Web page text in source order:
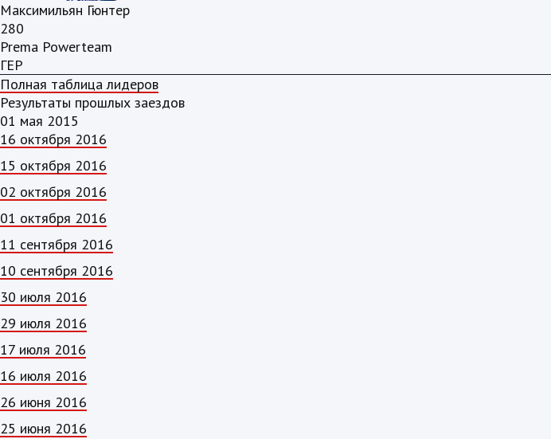
Максимильян Гюнтер
280
Prema Powerteam
ГЕР
Полная таблица лидеров
Результаты прошлых заездов
01 мая 2015
16 октября 2016
15 октября 2016
02 октября 2016
01 октября 2016
11 сентября 2016
10 сентября 2016
30 июля 2016
29 июля 2016
17 июля 2016
16 июля 2016
26 июня 2016
25 июня 2016